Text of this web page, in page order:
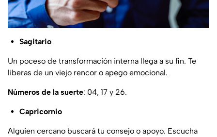
Sagitario
Un poceso de transformación interna llega a su fin. Te
liberas de un viejo rencor o apego emocional.
Números de la suerte: 04, 17 y 26.
Capricornio
Alguien cercano buscará tu consejo o apoyo. Escucha